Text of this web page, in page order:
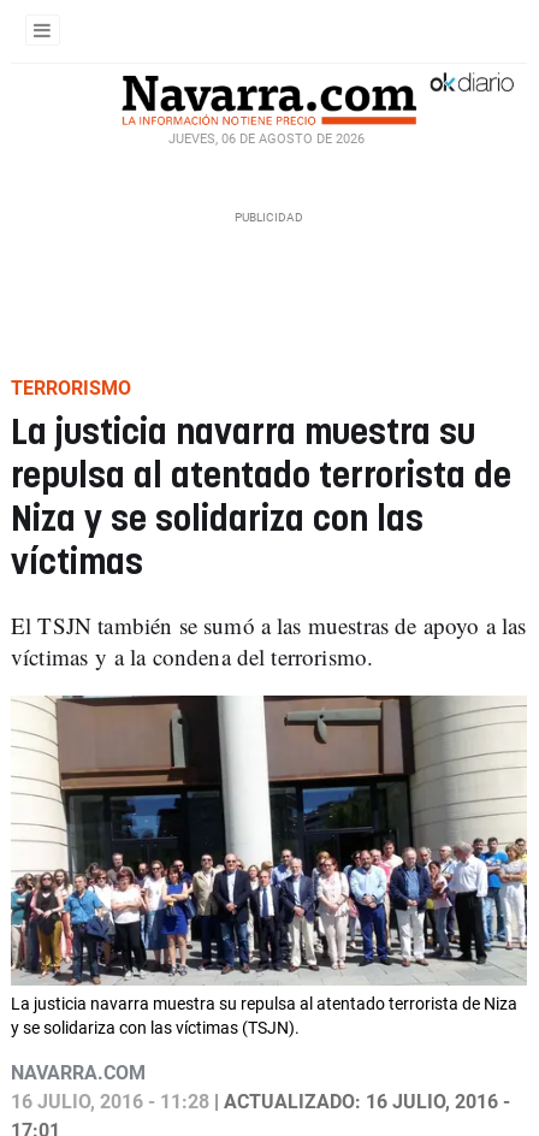
JUEVES, 06 DE AGOSTO DE 2026
TERRORISMO
La justicia navarra muestra su
repulsa al atentado terrorista de
Niza y se solidariza con las
víctimas
El TSJN también se sumó a las muestras de apoyo a las
víctimas y a la condena del terrorismo.
La justicia navarra muestra su repulsa al atentado terrorista de Niza
y se solidariza con las víctimas (TSJN).
NAVARRA.COM
16 JULIO, 2016 - 11:28 | ACTUALIZADO: 16 JULIO, 2016 -
17:01